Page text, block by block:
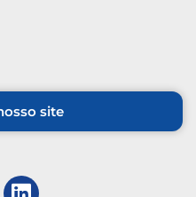
site